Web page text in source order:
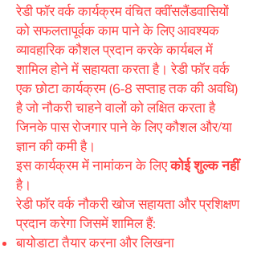
रेडी फॉर वर्क कार्यक्रम वंचित क्वींसलैंडवासियों
को सफलतापूर्वक काम पाने के लिए आवश्यक
व्यावहारिक कौशल प्रदान करके कार्यबल में
शामिल होने में सहायता करता है। रेडी फॉर वर्क
एक छोटा कार्यक्रम (6-8 सप्ताह तक की अवधि)
है जो नौकरी चाहने वालों को लक्षित करता है
जिनके पास रोजगार पाने के लिए कौशल और/या
ज्ञान की कमी है।
इस कार्यक्रम में नामांकन के लिएकोई शुल्क नहीं
है।
रेडी फॉर वर्क नौकरी खोज सहायता और प्रशिक्षण
प्रदान करेगा जिसमें शामिल हैं:
बायोडाटा तैयार करना और लिखना